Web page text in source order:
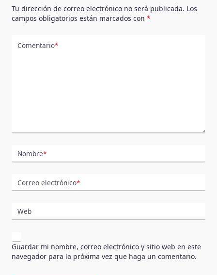
Tu dirección de correo electrónico no será publicada. Los
campos obligatorios están marcados con *
Comentario*
Nombre*
Correo electrónico*
Web
Guardar mi nombre, correo electrónico y sitio web en este
navegador para la próxima vez que haga un comentario.